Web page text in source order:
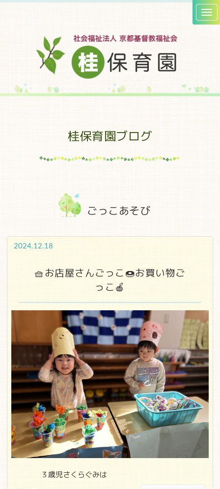
桂保育園ブログ
ごっこあそび
2024.12.18
🧺お店屋さんごっこ🍩お買い物ご
っこ🍎
３歳児さくらぐみは